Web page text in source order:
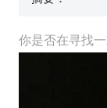
你是否在寻找